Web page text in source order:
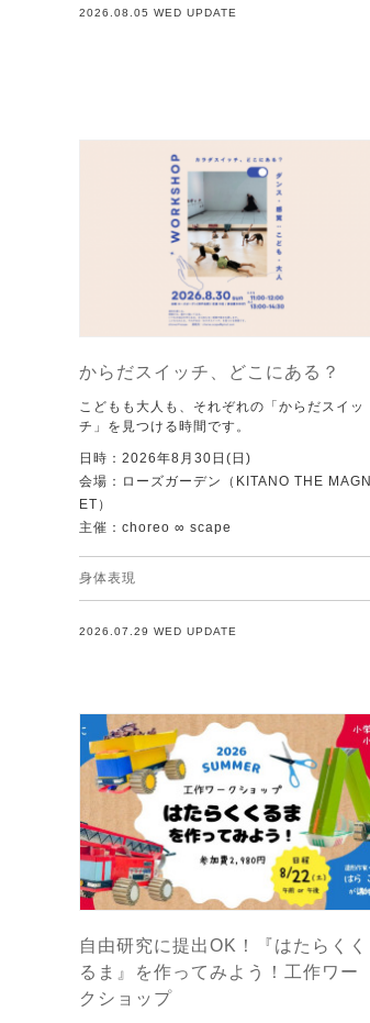
2026.08.05 WED UPDATE
からだスイッチ、どこにある？
こどもも大人も、それぞれの「からだスイッ
チ」を見つける時間です。
日時：2026年8月30日(日)
会場：ローズガーデン（KITANO THE MAGN
ET）
主催：choreo ∞ scape
身体表現
2026.07.29 WED UPDATE
自由研究に提出OK！『はたらくく
るま』を作ってみよう！工作ワー
クショップ